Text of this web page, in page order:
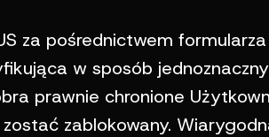
za pośrednictwem
w sposób
prawnie chronione
zablokowany.